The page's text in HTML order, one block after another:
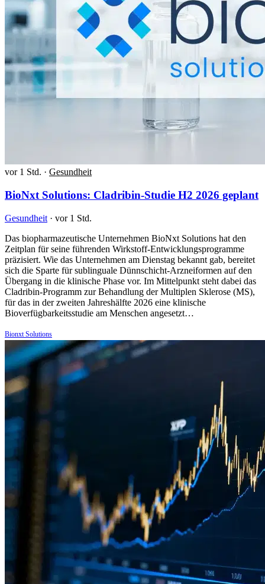
vor 1 Std. · Gesundheit
BioNxt Solutions: Cladribin-Studie H2 2026 geplant
Gesundheit · vor 1 Std.
Das biopharmazeutische Unternehmen BioNxt Solutions hat den
Zeitplan für seine führenden Wirkstoff-Entwicklungsprogramme
präzisiert. Wie das Unternehmen am Dienstag bekannt gab, bereitet
sich die Sparte für sublinguale Dünnschicht-Arzneiformen auf den
Übergang in die klinische Phase vor. Im Mittelpunkt steht dabei das
Cladribin-Programm zur Behandlung der Multiplen Sklerose (MS),
für das in der zweiten Jahreshälfte 2026 eine klinische
Bioverfügbarkeitsstudie am Menschen angesetzt…
Bionxt Solutions